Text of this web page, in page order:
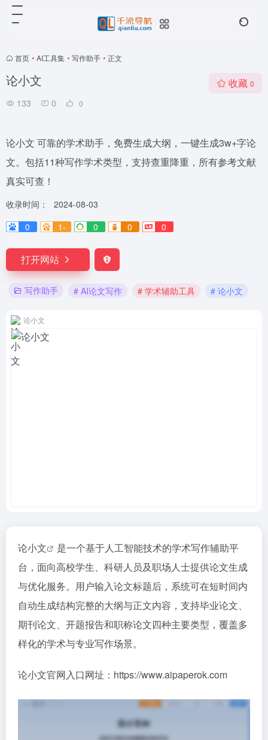
首页 • AI工具集 • 写作助手 • 正文
论小文
133 0 0
收藏 0
论小文 可靠的学术助手，免费生成大纲，一键生成3w+字论
文。包括11种写作学术类型，支持查重降重，所有参考文献
真实可查！
收录时间：
2024-08-03
0
1- 0 0 0
打开网站
写作助手 # AI论文写作 # 学术辅助工具 # 论小文
论小文
论小文
是一个基于人工智能技术的学术写作辅助平
台，面向高校学生、科研人员及职场人士提供论文生成
与优化服务。用户输入论文标题后，系统可在短时间内
自动生成结构完整的大纲与正文内容，支持毕业论文、
期刊论文、开题报告和职称论文四种主要类型，覆盖多
样化的学术与专业写作场景。
论小文官网入口网址：https://www.aipaperok.com